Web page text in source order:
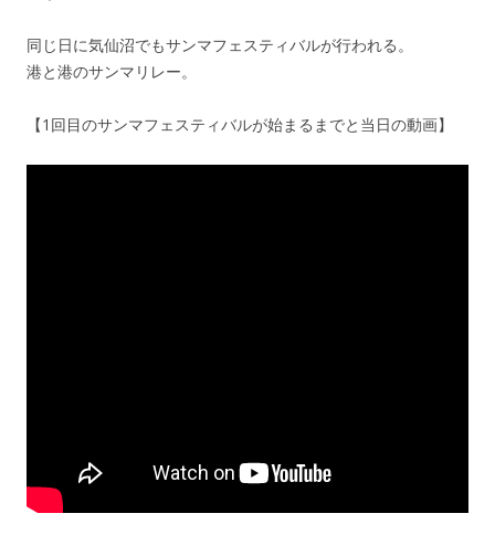
同じ日に気仙沼でもサンマフェスティバルが行われる。
港と港のサンマリレー。
【1回目のサンマフェスティバルが始まるまでと当日の動画】